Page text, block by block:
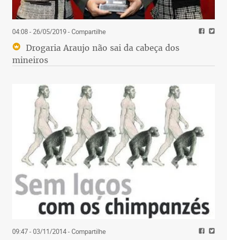
04:08 - 26/05/2019- Compartilhe
Drogaria Araujo não sai da cabeça dos
mineiros
09:47 - 03/11/2014- Compartilhe